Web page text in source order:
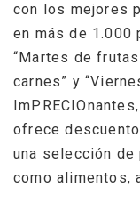
con los mejores
en más de 1.000
“Martes de
carnes” y
ofrece
una selección
como alimentos,